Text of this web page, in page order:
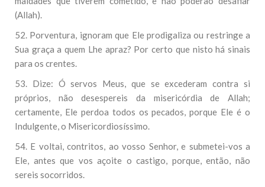
(Allah).
52. Porventura, ignoram que Ele prodigaliza ou restringe a
Sua graça a quem Lhe apraz? Por certo que nisto há sinais
para os crentes.
53. Dize: Ó servos Meus, que se excederam contra si
próprios, não desespereis da misericórdia de Allah;
certamente, Ele perdoa todos os pecados, porque Ele é o
Indulgente, o Misericordiosíssimo.
54. E voltai, contritos, ao vosso Senhor, e submetei-vos a
Ele, antes que vos açoite o castigo, porque, então, não
sereis socorridos.